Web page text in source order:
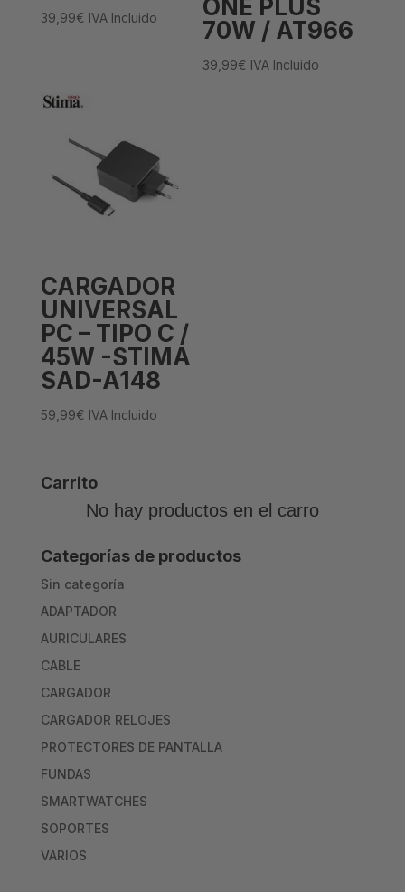
39,99€ IVA Incluido
ONE PLUS
70W / AT966
39,99€ IVA Incluido
CARGADOR
UNIVERSAL
PC – TIPO C /
45W -STIMA
SAD-A148
59,99€ IVA Incluido
Carrito
No hay productos en el carro
Categorías de productos
Sin categoría
ADAPTADOR
AURICULARES
CABLE
CARGADOR
CARGADOR RELOJES
PROTECTORES DE PANTALLA
FUNDAS
SMARTWATCHES
SOPORTES
VARIOS